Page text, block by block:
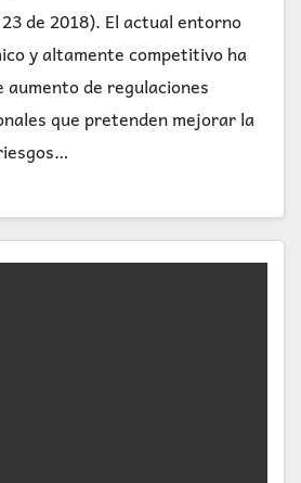
de 2018). El actual entorno
y altamente competitivo ha
de regulaciones
que pretenden mejorar la